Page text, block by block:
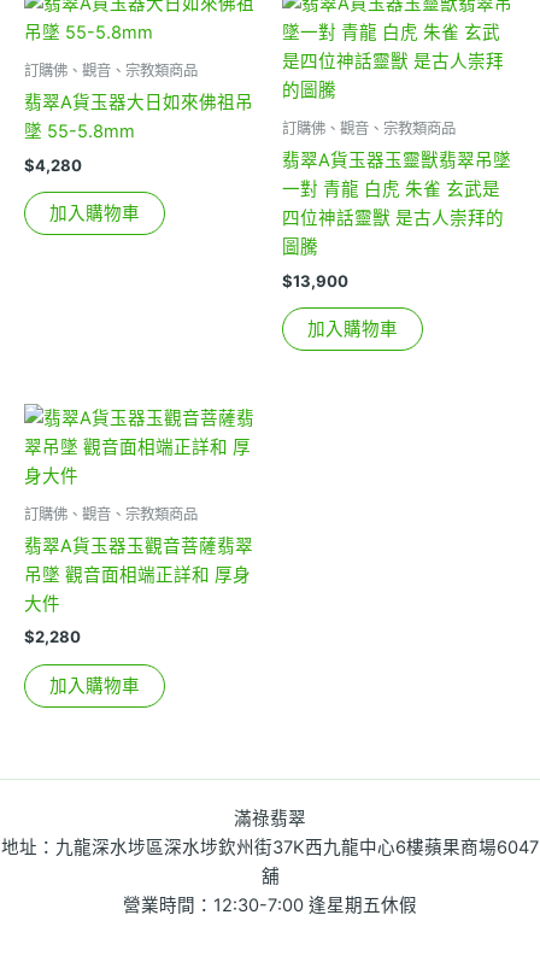
訂購佛、觀音、宗教類商品
翡翠A貨玉器大日如來佛祖吊
墜 55-5.8mm
$4,280
加入購物車
訂購佛、觀音、宗教類商品
翡翠A貨玉器玉靈獸翡翠吊墜
一對 青龍 白虎 朱雀 玄武是
四位神話靈獸 是古人崇拜的
圖騰
$13,900
加入購物車
訂購佛、觀音、宗教類商品
翡翠A貨玉器玉觀音菩薩翡翠
吊墜 觀音面相端正詳和 厚身
大件
$2,280
加入購物車
滿祿翡翠
地址：九龍深水埗區深水埗欽州街37K西九龍中心6樓蘋果商場6047
舖
營業時間：12:30-7:00 逢星期五休假